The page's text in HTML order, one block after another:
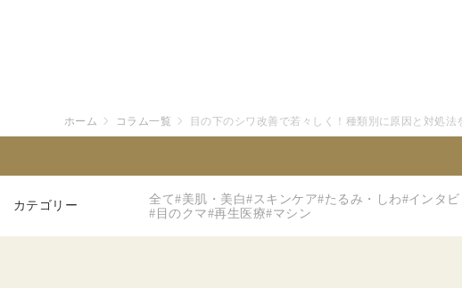
ホーム コラム一覧 目の下のシワ改善で若々しく！種類別に原因と対処法
カテゴリー 全て#美肌・美白#スキンケア#たるみ・しわ#インタ
#目のクマ#再生医療#マシン